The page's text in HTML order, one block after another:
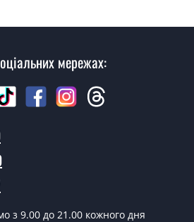
дверей Собі - від 1600 грн.
встановити двері
Собі?
кількох годин, за умови
викликати
мережах:
з 9.00 до 21.00 кожного дня